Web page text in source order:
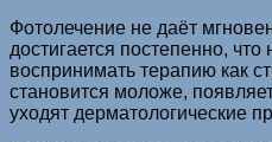
Фотолечение не даёт
достигается постепенно, что
воспринимать терапию как
становится моложе,
уходят дерматологические